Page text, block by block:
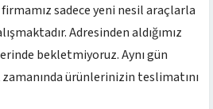
sadece yeni nesil araçlarla
Adresinden aldığımız
bekletmiyoruz. Aynı gün
ürünlerinizin teslimatını